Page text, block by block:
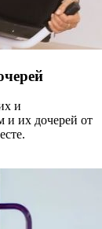
и
и их дочерей от